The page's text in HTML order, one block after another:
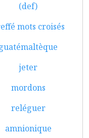
(def)
mots croisés
jeter
mordons
reléguer
amnionique